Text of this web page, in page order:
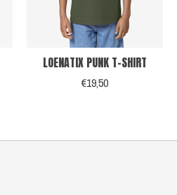
LOENATIX PUNK T-SHIRT
€19,50